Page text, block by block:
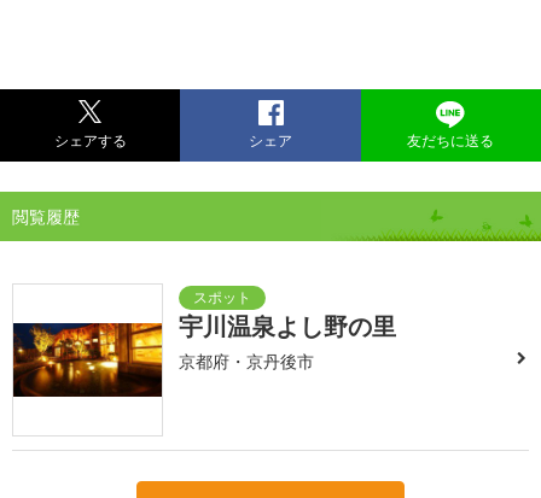
シェアする シェア 友だちに送る
閲覧履歴
宇川温泉よし野の里
京都府・京丹後市